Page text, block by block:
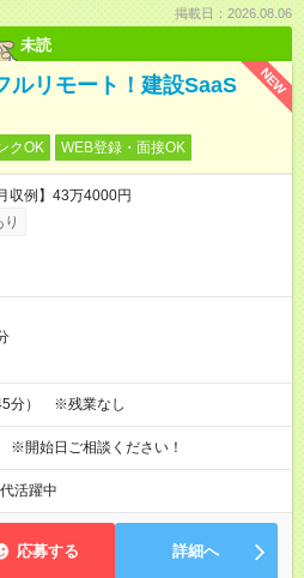
掲載日：2026.08.06
未読
NEW
ルリモート！建設SaaS
クOK WEB登録・面接OK
例】43万4000円
分） ※残業なし
※開始日ご相談ください！
活躍中
応募する 詳細へ